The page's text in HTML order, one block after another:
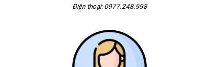
Điện thoại: 0977.248.998